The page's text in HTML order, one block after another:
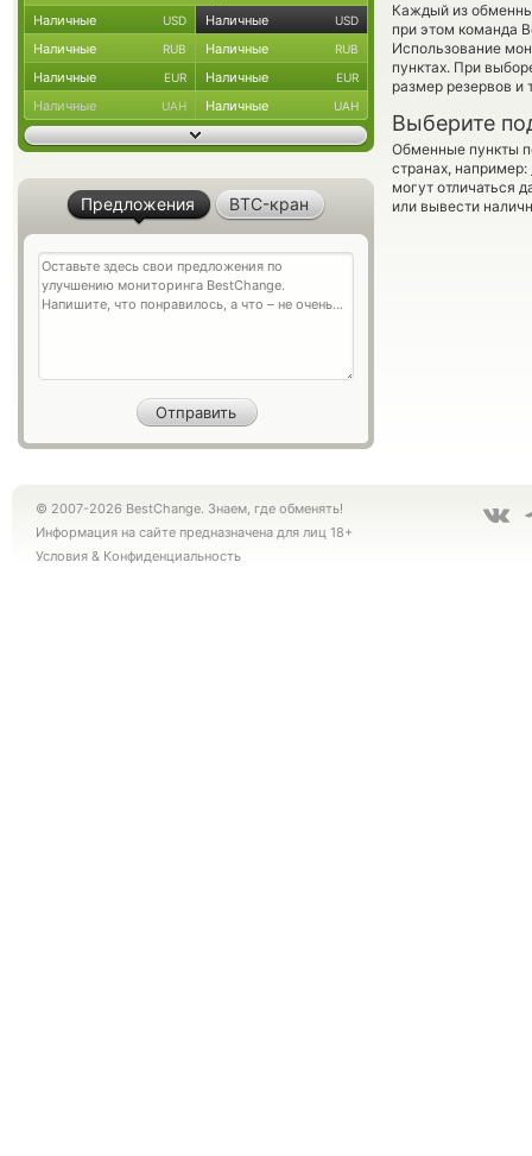
Каждый из
при этом команда
Использование
пунктах. При
размер резервов и
Выберите
Обменные пункты
странах, например:
могут отличаться
или вывести
Наличные USD Наличные USD
Наличные RUB Наличные RUB
Наличные EUR Наличные EUR
Наличные UAH Наличные UAH
Предложения BTC-кран
© 2007-2026 BestChange. Знаем, где обменять!
Информация на сайте предназначена для лиц 18+
Условия & Конфиденциальность